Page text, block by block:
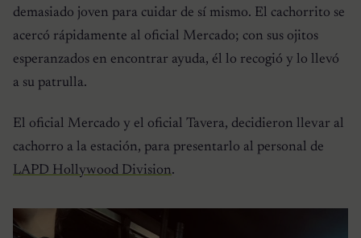
demasiado joven para cuidar de sí mismo. El cachorrito se
acercó rápidamente al oficial Mercado; con sus ojitos
esperanzados en encontrar ayuda, él lo recogió y lo llevó
a su patrulla.
El oficial Mercado y el oficial Tavera, decidieron llevar al
cachorro a la estación, para presentarlo al personal de
LAPD Hollywood Division.